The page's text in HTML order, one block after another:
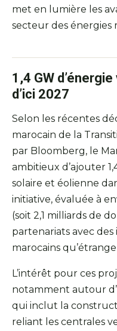
met en lumière les
secteur des énergies
1,4 GW
d’ici 2027
Selon les récentes
marocain de la
par Bloomberg, le
ambitieux d’ajouter
solaire et éolienne
initiative, évaluée à
(soit 2,1 milliards de
partenariats avec des
marocains
L’intérêt pour ces
notamment autour
qui inclut la
reliant les centrales